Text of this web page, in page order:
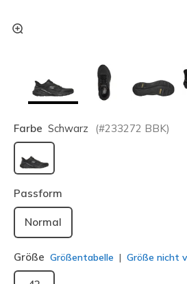
Farbe Schwarz (#233272 BBK)
ausgewählt
Passform
Normal
Größe Größentabelle Größe nicht